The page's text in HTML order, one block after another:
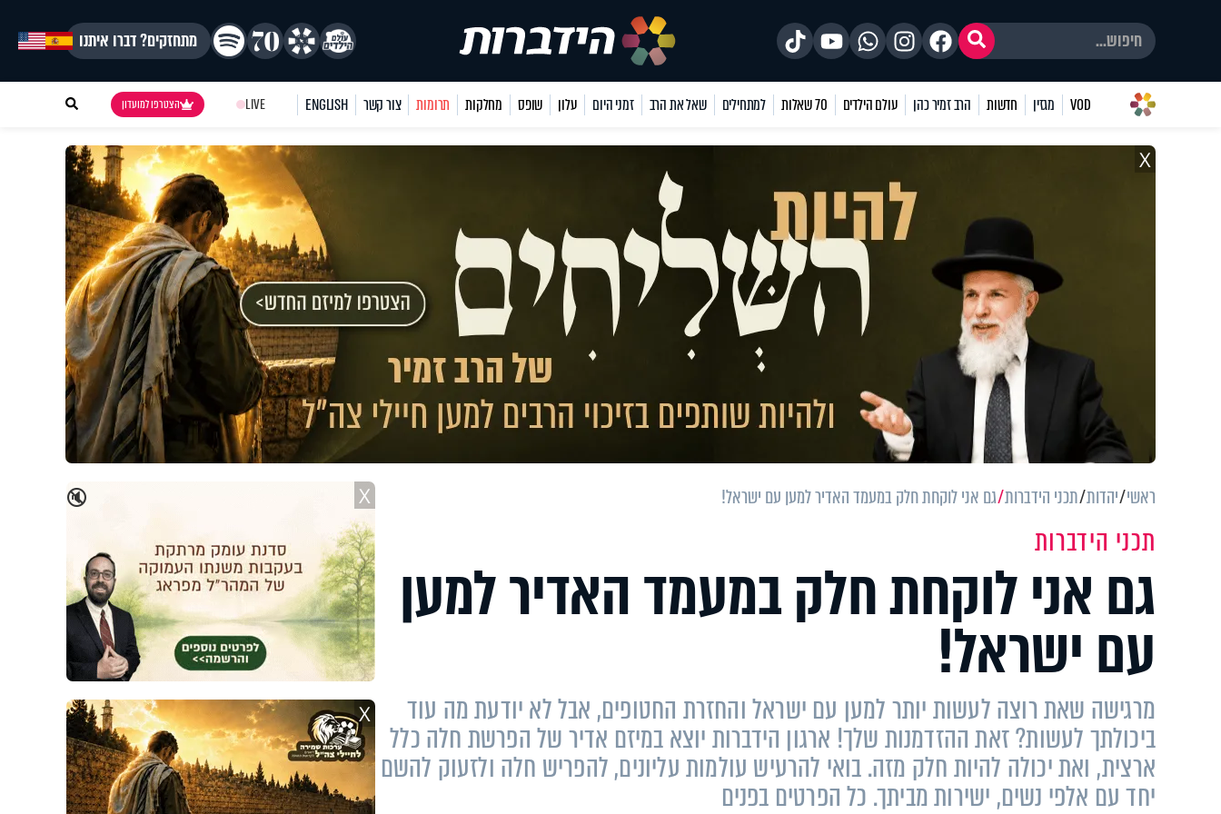
מתחזקים? דברו איתנו
VOD מגזין חדשות הרב זמיר כהן עולם הילדים 70 שאלות למתחילים שאל את הרב זמני היום עלון שופס מחלקות תרומות צור קשר ENGLISH
LIVE הצטרפו למועדון
X
ראשי יהדות תכני הידברות גם אני לוקחת חלק במעמד האדיר למען עם ישראל!
תכני הידברות
גם אני לוקחת חלק במעמד האדיר למען
עם ישראל!
מרגישה שאת רוצה לעשות יותר למען עם ישראל והחזרת החטופים, אבל לא יודעת מה עוד
ביכולתך לעשות? זאת ההזדמנות שלך! ארגון הידברות יוצא במיזם אדיר של הפרשת חלה כלל
ארצית, ואת יכולה להיות חלק מזה. בואי להרעיש עולמות עליונים, להפריש חלה ולזעוק להשם
יחד עם אלפי נשים, ישירות מביתך. כל הפרטים בפנים
🔇 X
X